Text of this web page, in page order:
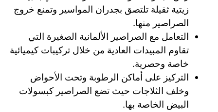
زيتية ثقيلة تلتصق بجدران المواسير وتمنع خروج
الصراصير منها.
التعامل مع الصراصير الألمانية الصغيرة التي
تقاوم المبيدات العادية من خلال تركيبات كيميائية
خاصة وحصرية.
التركيز على أماكن الرطوبة وتحت الأحواض
وخلف الثلاجات حيث تضع الصراصير كبسولات
البيض الخاصة بها.